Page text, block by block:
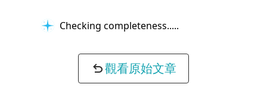
Checking completeness...
觀看原始文章